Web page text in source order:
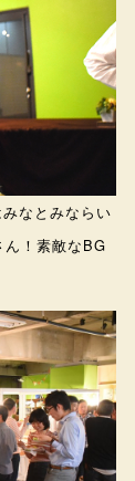
なとみならい
ん！素敵なBG